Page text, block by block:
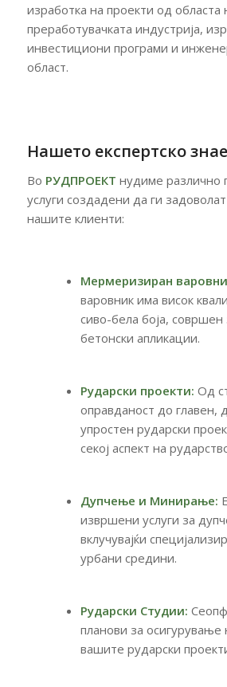
изработка на проекти од областа
преработувачката индустрија,
инвестициони програми и
област.
Нашето експертско
Во РУДПРОЕКТ нудиме различно
услуги создадени да ги
нашите клиенти:
Мермеризиран
варовник има висок
сиво-бела боја,
бетонски апликации.
Рударски проекти: Од
оправданост до главен,
упростен рударски
секој аспект на
Дупчење и Минирање:
извршени услуги за
вклучувајќи
урбани средини.
Рударски Студии:
планови за осигурување
вашите рударски